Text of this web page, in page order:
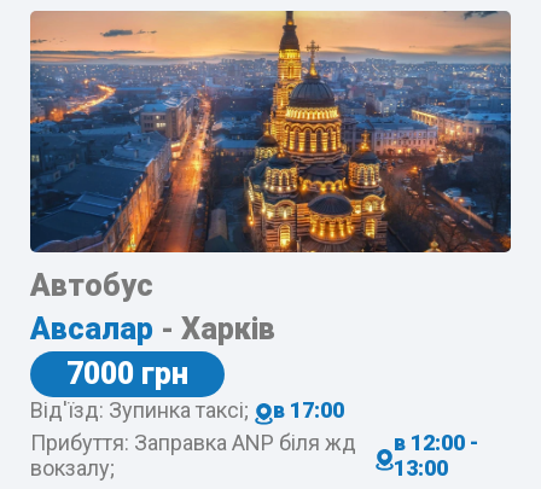
Автобус
Авсалар - Харків
7000 грн
Від'їзд: Зупинка таксі;
в 17:00
Прибуття: Заправка ANP біля жд
вокзалу;
в 12:00 -
13:00